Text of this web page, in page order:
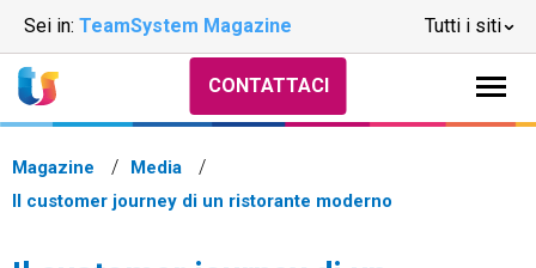
Sei in: TeamSystem Magazine Tutti i siti
CONTATTACI
Magazine
Media
Il customer journey di un ristorante moderno